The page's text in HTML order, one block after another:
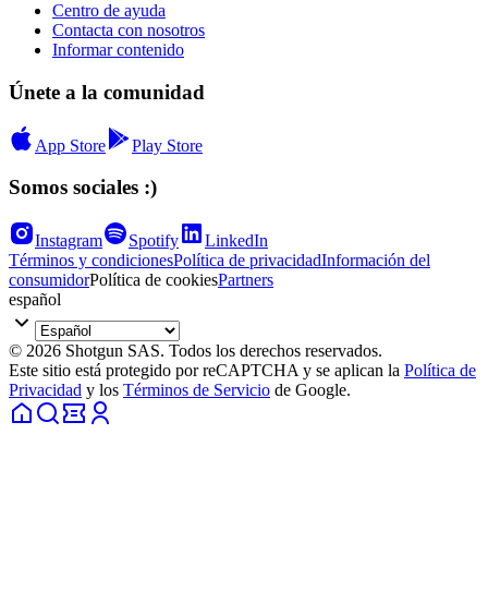
Centro de ayuda
Contacta con nosotros
Informar contenido
Únete a la comunidad
App Store Play Store
Somos sociales :)
Instagram Spotify
LinkedIn
Términos y condicionesPolítica de privacidadInformación del
consumidorPolítica de cookiesPartners
español
© 2026 Shotgun SAS. Todos los derechos reservados.
Este sitio está protegido por reCAPTCHA y se aplican la Política de
Privacidad y los Términos de Servicio de Google.